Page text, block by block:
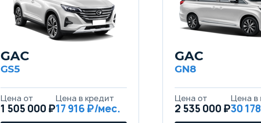
GAC
GS5
1 505 000 ₽17 916
GAC
GN8
2 535 000 ₽30 178